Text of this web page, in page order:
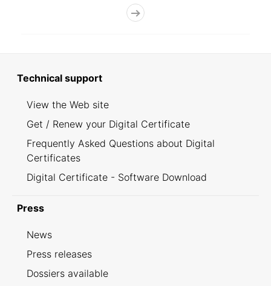
Technical support
View the Web site
Get / Renew your Digital Certificate
Frequently Asked Questions about Digital
Certificates
Digital Certificate - Software Download
Press
News
Press releases
Dossiers available